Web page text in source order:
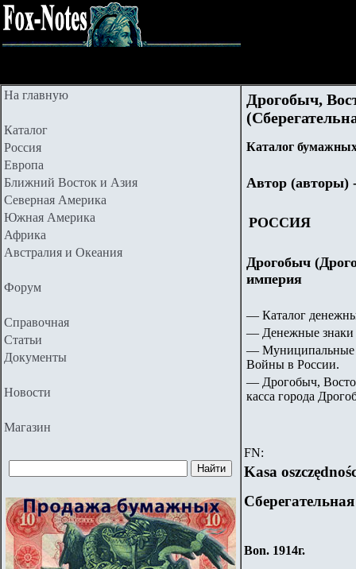
На главную
Каталог
Россия
Европа
Ближний Восток и Азия
Северная Америка
Южная Америка
Африка
Австралия и Океания
Форум
Справочная
Статьи
Документы
Новости
Магазин
Дрогобыч,
Каталог
Автор (авторы)
РОССИЯ
Дрогобыч
империя
— Каталог
— Денежные знаки
— Муниципальные
Войны в России.
— Дрогобыч,
касса города
FN:
Kasa
Bon. 1914г.